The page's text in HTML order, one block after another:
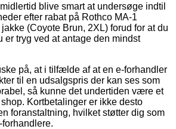
blive smart at undersøge indtil
efter rabat på Rothco MA-1
(Coyote Brun, 2XL) forud for at du
er tryg ved at antage den mindst
på, at i tilfælde af at en e-forhandler
til en udsalgspris der kan ses som
så kunne det undertiden være et
Kortbetalinger er ikke desto
foranstaltning, hvilket støtter dig som